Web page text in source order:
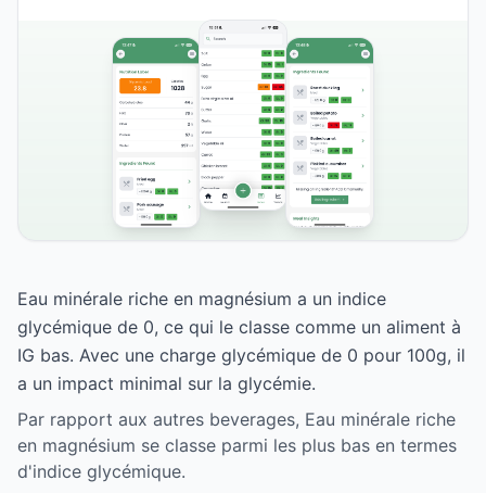
Eau minérale riche en magnésium a un indice
glycémique de 0, ce qui le classe comme un aliment à
IG bas. Avec une charge glycémique de 0 pour 100g, il
a un impact minimal sur la glycémie.
Par rapport aux autres beverages, Eau minérale riche
en magnésium se classe parmi les plus bas en termes
d'indice glycémique.